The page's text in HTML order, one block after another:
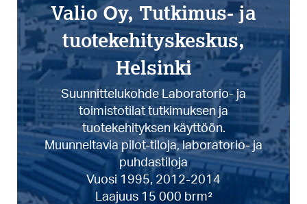
Valio Oy, Tutkimus- ja
tuotekehityskeskus,
Helsinki
Suunnittelukohde Laboratorio- ja
toimistotilat tutkimuksen ja
tuotekehityksen käyttöön.
Muunneltavia pilot-tiloja, laboratorio- ja
puhdastiloja
Vuosi 1995, 2012-2014
Laajuus 15 000 brm²